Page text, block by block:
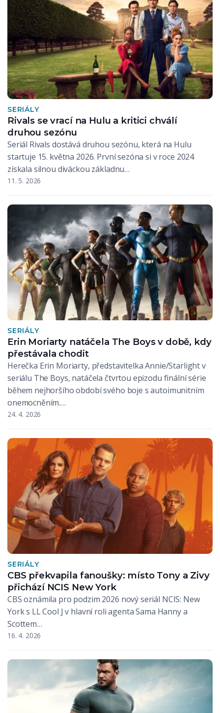
SERIÁLY
Rivals se vrací na Hulu a kritici chválí
druhou sezónu
Seriál Rivals dostává druhou sezónu, která na Hulu
startuje 15. května 2026. První sezóna si v roce 2024
získala silnou diváckou základnu…
11. 5. 2026
SERIÁLY
Erin Moriarty natáčela The Boys v době, kdy
přestávala chodit
Herečka Erin Moriarty, představitelka Annie/Starlight v
seriálu The Boys, natáčela čtvrtou epizodu finální série
během nejhoršího období svého boje s autoimunitním
onemocněním.…
24. 4. 2026
SERIÁLY
CBS překvapila fanoušky: místo Tony a Zivy
přichází NCIS New York
CBS oznámila pro podzim 2026 nový seriál NCIS: New
York s LL Cool J v hlavní roli agenta Sama Hanny a
Scottem…
16. 4. 2026